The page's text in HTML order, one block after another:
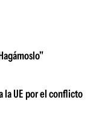
la UE por el conflicto